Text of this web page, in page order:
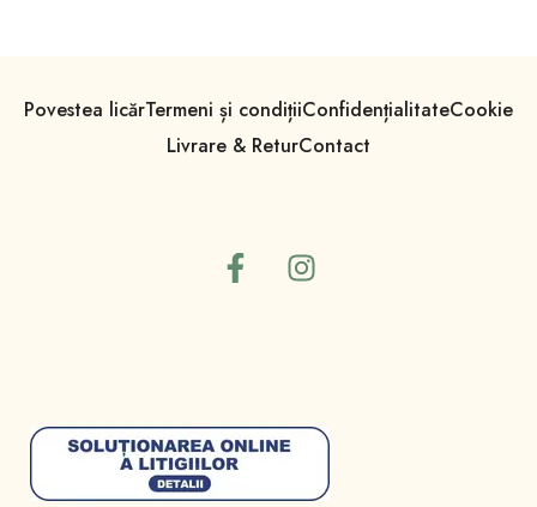
Povestea licărTermeni și condițiiConfidențialitateCookie
Livrare & ReturContact